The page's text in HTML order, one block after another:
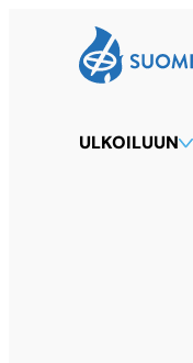
suoraan
Suomen Latu
ULKOILUUN